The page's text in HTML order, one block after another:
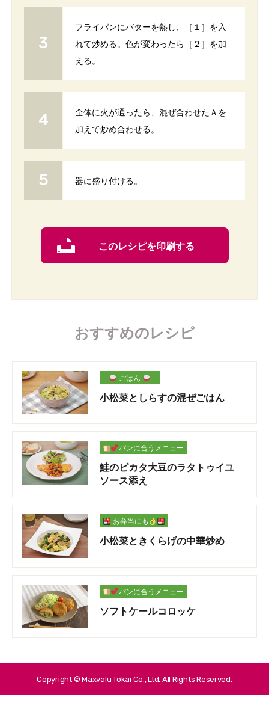
フライパンにバターを熱し、［１］を入
れて炒める。色が変わったら［２］を加
える。
全体に火が通ったら、混ぜ合わせたＡを
加えて炒め合わせる。
器に盛り付ける。
このレシピを印刷する
おすすめのレシピ
ごはん
小松菜としらすの混ぜごはん
パンに合うメニュー
鮭のピカタ大豆のラタトゥイユ
ソース添え
お弁当にも
小松菜ときくらげの中華炒め
パンに合うメニュー
ソフトケールコロッケ
Copyright © Maxvalu Tokai Co., Ltd. All Rights Reserved.